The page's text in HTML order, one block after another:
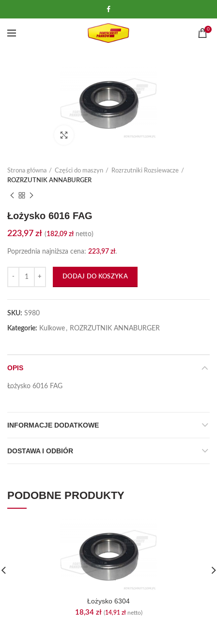
0
Kliknij, aby powiększyć
Strona główna Części do maszyn
Rozrzutniki Rozsiewacze
ROZRZUTNIK ANNABURGER
Łożysko 6016 FAG
223,97 zł (182,09 złnetto)
Poprzednia najniższa cena: 223,97 zł.
DODAJ DO KOSZYKA
SKU: S980
Kategorie: Kulkowe , ROZRZUTNIK ANNABURGER
OPIS
Łożysko 6016 FAG
INFORMACJE DODATKOWE
DOSTAWA I ODBIÓR
PODOBNE PRODUKTY
Łożysko 6304
18,34 zł (14,91 złnetto)